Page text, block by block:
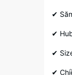
✔
✔
✔
✔